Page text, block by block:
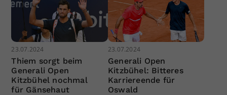
23.07.2024
Thiem sorgt beim
Generali Open
Kitzbühel nochmal
für Gänsehaut
23.07.2024
Generali Open
Kitzbühel: Bitteres
Karriereende für
Oswald